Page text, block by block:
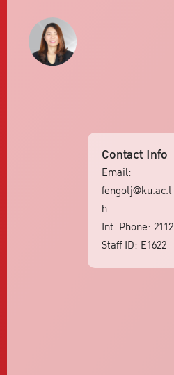
Contact Info
Email:
fengotj@ku.ac.t
h
Int. Phone: 2112
Staff ID: E1622